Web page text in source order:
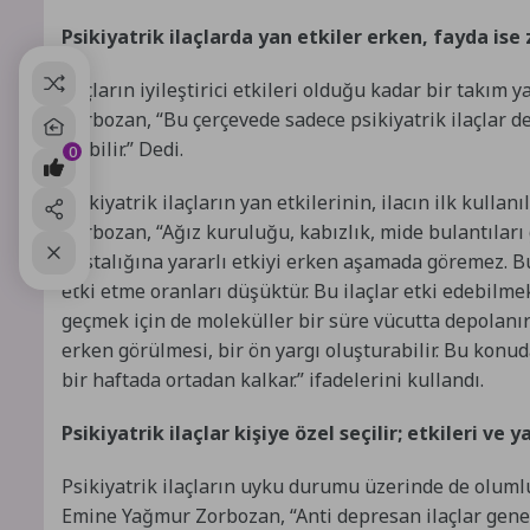
Psikiyatrik ilaçlarda yan etkiler erken, fayda ise
İlaçların iyileştirici etkileri olduğu kadar bir takım
Zorbozan, “Bu çerçevede sadece psikiyatrik ilaçlar
olabilir.” Dedi.
Psikiyatrik ilaçların yan etkilerinin, ilacın ilk
Zorbozan, “Ağız kuruluğu, kabızlık, mide
hastalığına yararlı etkiyi erken aşamada
etki etme oranları düşüktür. Bu ilaçlar etki
geçmek için de moleküller bir süre vücutta
erken görülmesi, bir ön yargı oluşturabilir. Bu
bir haftada ortadan kalkar.” ifadelerini kullandı.
Psikiyatrik ilaçlar kişiye özel seçilir; etkileri ve
Psikiyatrik ilaçların uyku durumu üzerinde de
Emine Yağmur Zorbozan, “Anti depresan ilaçlar
0